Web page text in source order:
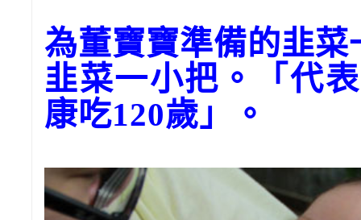
為董寶寶準備的韭菜
韭菜一小把。「代
康吃120歲」。